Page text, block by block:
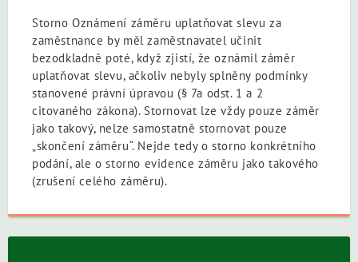
Storno Oznámení záměru uplatňovat slevu za
zaměstnance by měl zaměstnavatel učinit
bezodkladně poté, když zjistí, že oznámil záměr
uplatňovat slevu, ačkoliv nebyly splněny podmínky
stanovené právní úpravou (§ 7a odst. 1 a 2
citovaného zákona). Stornovat lze vždy pouze záměr
jako takový, nelze samostatně stornovat pouze
„skončení záměru“. Nejde tedy o storno konkrétního
podání, ale o storno evidence záměru jako takového
(zrušení celého záměru).